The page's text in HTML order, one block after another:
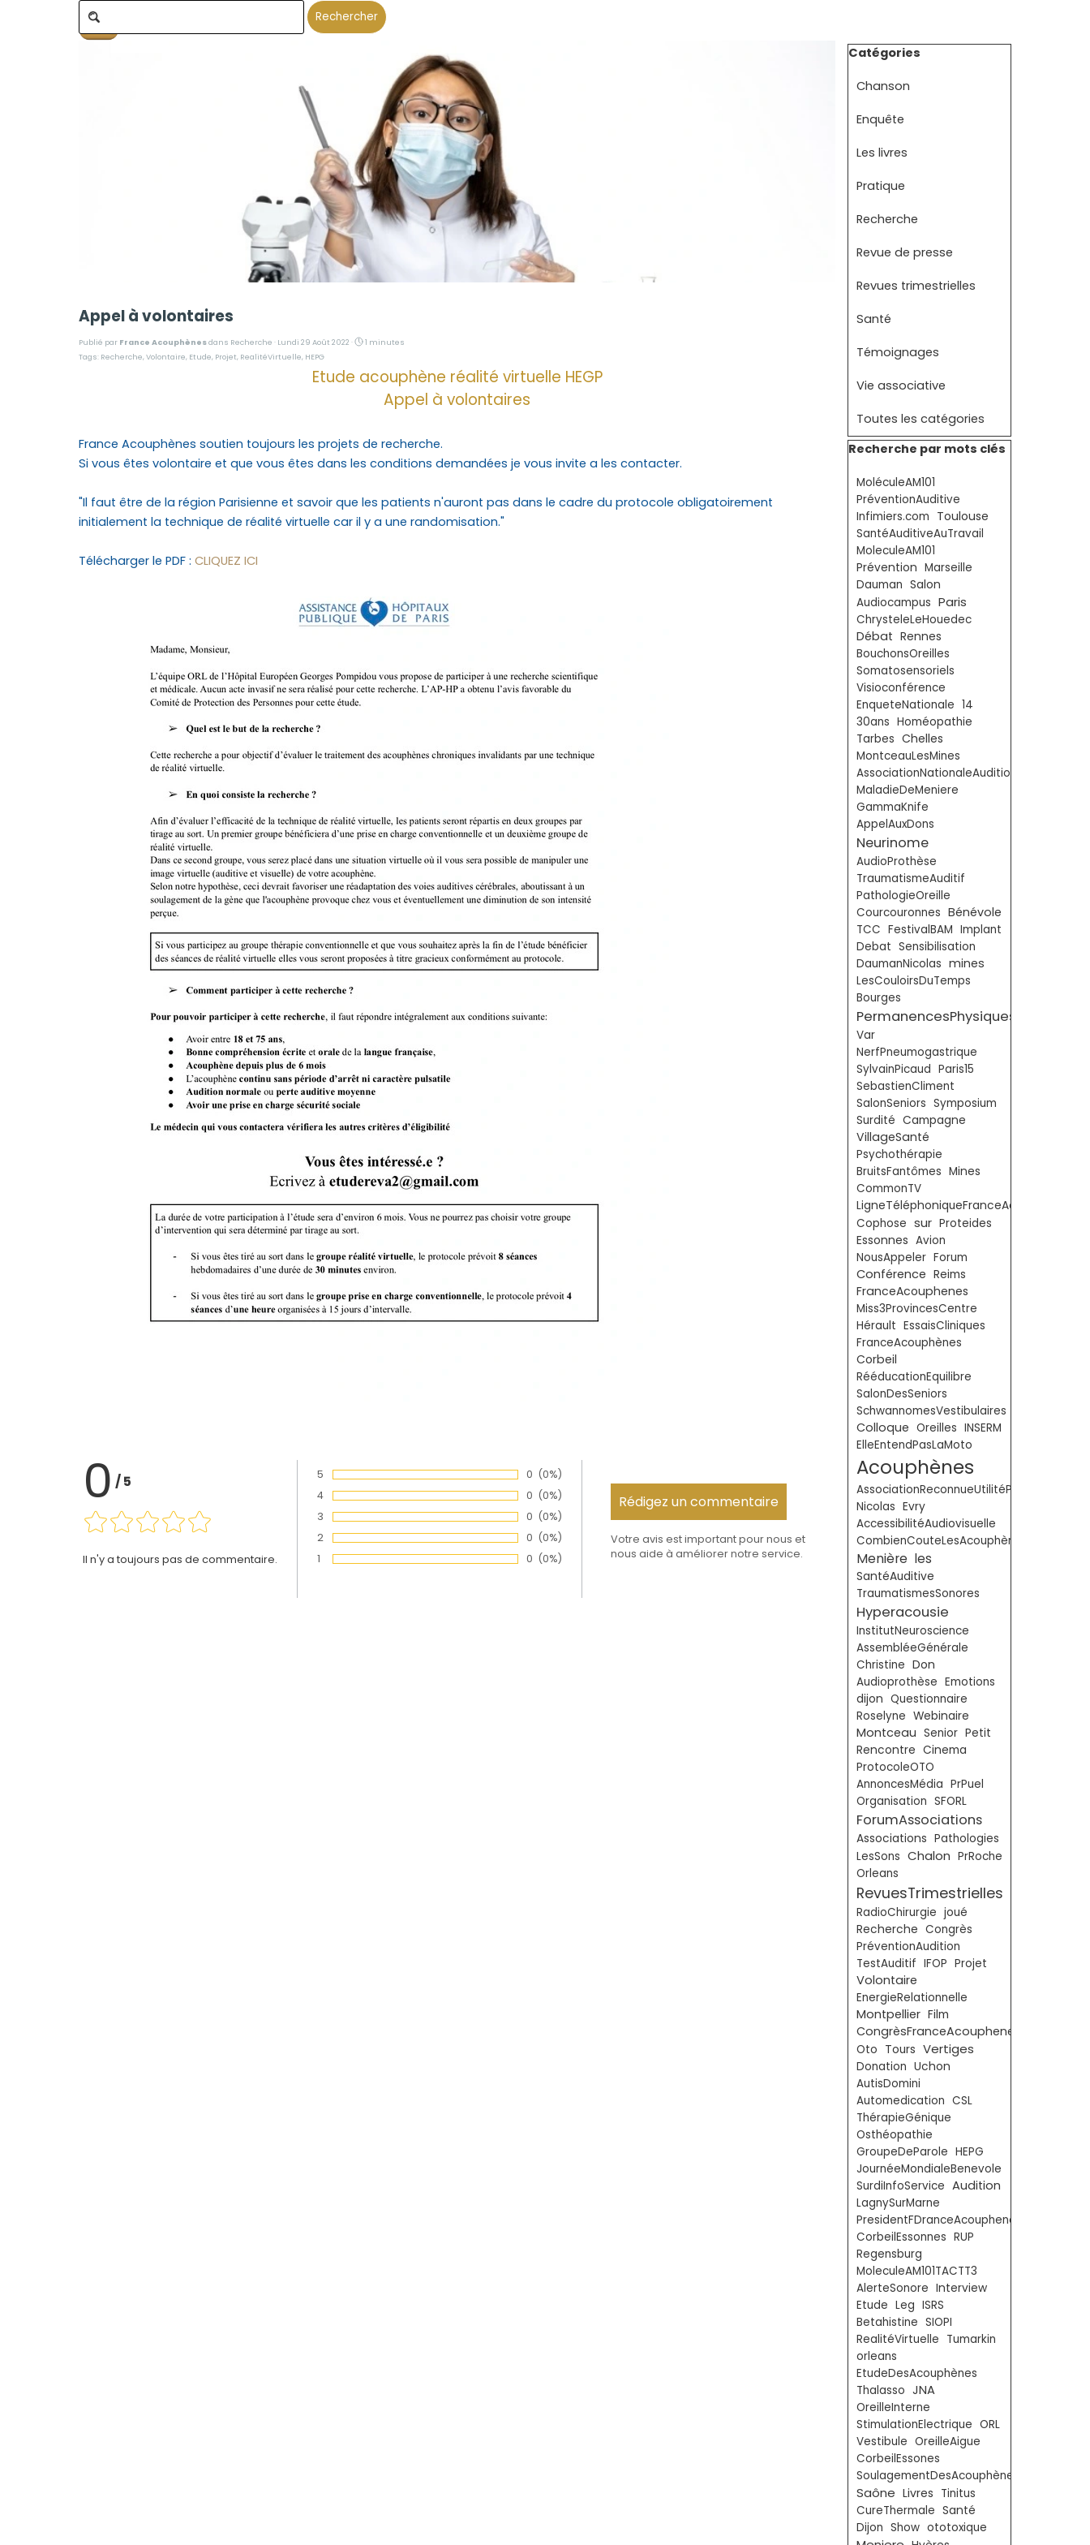
Aller au contenu 01 42 05 01 46 Rechercher
Appel à volontaires
Publié par France Acouphènesdans Recherche · Lundi 29 Août 2022 ·
1 minutes
Tags: Recherche, Volontaire, Etude, Projet, RealitéVirtuelle, HEPG
Etude acouphène réalité virtuelle HEGP
Appel à volontaires
France Acouphènes soutien toujours les projets de recherche.
Si vous êtes volontaire et que vous êtes dans les conditions demandées je vous invite a les contacter.
"Il faut être de la région Parisienne et savoir que les patients n'auront pas dans le cadre du protocole obligatoirement
initialement la technique de réalité virtuelle car il y a une randomisation."
Télécharger le PDF : CLIQUEZ ICI
0 /5
Il n'y a toujours pas de commentaire.
Vote :
5 Nombre de votes :
0 Pourcentage des évaluations:
(0%)
Vote :
4 Nombre de votes :
0 Pourcentage des évaluations:
(0%)
Vote :
3 Nombre de votes :
0 Pourcentage des évaluations:
(0%)
Vote :
2 Nombre de votes :
0 Pourcentage des évaluations:
(0%)
Vote :
1 Nombre de votes :
0 Pourcentage des évaluations:
(0%)
Votre avis est important pour nous et
nous aide à améliorer notre service.
Sauter le bloc Catégories
Catégories
Chanson
Enquête
Les livres
Pratique
Recherche
Revue de presse
Revues trimestrielles
Santé
Témoignages
Vie associative
Toutes les catégories
Sauter le bloc Recherche par mots
Recherche par mots clés
MoléculeAM101
PréventionAuditive
Infimiers.com Toulouse
SantéAuditiveAuTravail
MoleculeAM101
Prévention Marseille
Dauman Salon
Audiocampus Paris
ChrysteleLeHouedec
Débat Rennes
BouchonsOreilles
Somatosensoriels
Visioconférence
EnqueteNationale 14
30ans Homéopathie
Tarbes Chelles
MontceauLesMines
AssociationNationaleAudition
MaladieDeMeniere
GammaKnife
AppelAuxDons
Neurinome
AudioProthèse
TraumatismeAuditif
PathologieOreille
Courcouronnes Bénévole
TCC FestivalBAM Implant
Debat Sensibilisation
DaumanNicolas mines
LesCouloirsDuTemps
Bourges
PermanencesPhysiques
Var
NerfPneumogastrique
SylvainPicaud Paris15
SebastienCliment
SalonSeniors Symposium
Surdité Campagne
VillageSanté
Psychothérapie
BruitsFantômes Mines
CommonTV
LigneTéléphoniqueFranceAcouphènes
Cophose sur Proteides
Essonnes Avion
NousAppeler Forum
Conférence Reims
FranceAcouphenes
Miss3ProvincesCentre
Hérault EssaisCliniques
FranceAcouphènes
Corbeil
RééducationEquilibre
SalonDesSeniors
SchwannomesVestibulaires
Colloque Oreilles INSERM
ElleEntendPasLaMoto
Acouphènes
AssociationReconnueUtilitéPublique
Nicolas Evry
AccessibilitéAudiovisuelle
CombienCouteLesAcouphènes
Menière les
SantéAuditive
TraumatismesSonores
Hyperacousie
InstitutNeuroscience
AssembléeGénérale
Christine Don
Audioprothèse Emotions
dijon Questionnaire
Roselyne Webinaire
Montceau Senior Petit
Rencontre Cinema
ProtocoleOTO
AnnoncesMédia PrPuel
Organisation SFORL
ForumAssociations
Associations Pathologies
LesSons Chalon PrRoche
Orleans
RevuesTrimestrielles
RadioChirurgie joué
Recherche Congrès
PréventionAudition
TestAuditif IFOP Projet
Volontaire
EnergieRelationnelle
Montpellier Film
CongrèsFranceAcouphenes
Oto Tours Vertiges
Donation Uchon
AutisDomini
Automedication CSL
ThérapieGénique
Osthéopathie
GroupeDeParole HEPG
JournéeMondialeBenevole
SurdiInfoService Audition
LagnySurMarne
PresidentFDranceAcouphenes
CorbeilEssonnes RUP
Regensburg
MoleculeAM101TACTT3
AlerteSonore Interview
Etude Leg ISRS
Betahistine SIOPI
RealitéVirtuelle Tumarkin
orleans
EtudeDesAcouphènes
Thalasso JNA
OreilleInterne
StimulationElectrique ORL
Vestibule OreilleAigue
CorbeilEssones
SoulagementDesAcouphènes
Saône Livres Tinitus
CureThermale Santé
Dijon Show ototoxique